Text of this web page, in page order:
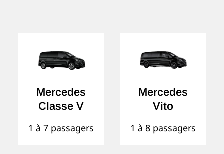
Mercedes
Classe V
1 à 7 passagers
Mercedes
Vito
1 à 8 passagers